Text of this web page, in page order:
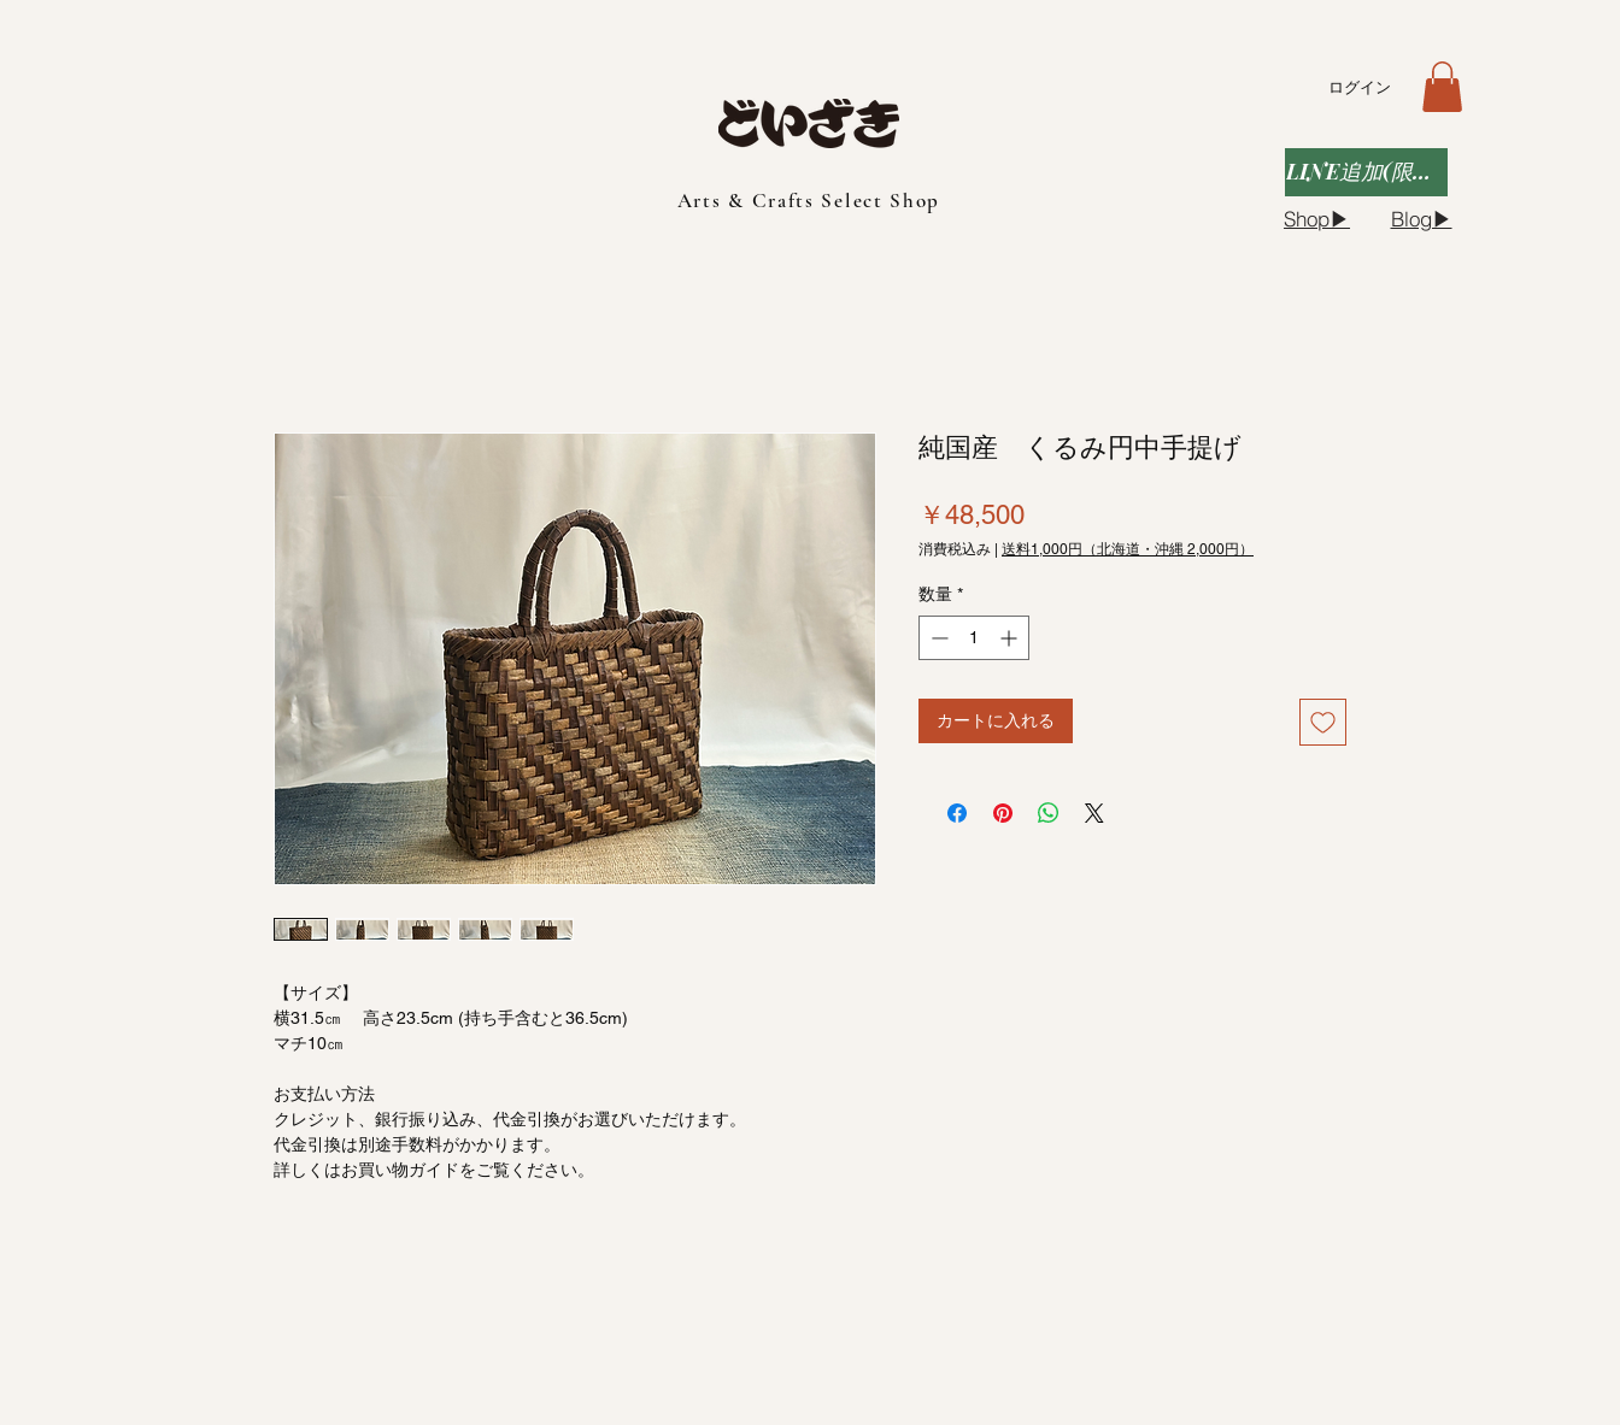
Arts & Crafts Select Shop
ログイン
Shop▶︎ Blog▶︎
LINE追加(限定クーポンなど)
【サイズ】
横31.5㎝ 高さ23.5cm (持ち手含むと36.5cm)
マチ10㎝
お支払い方法
クレジット、銀行振り込み、代金引換がお選びいただけます。
代金引換は別途手数料がかかります。
詳しくはお買い物ガイドをご覧ください。
純国産 くるみ円中手提げ
￥48,500価
格
消費税込み | 送料1,000円（北海道・沖縄 2,000円）
数量 *
カートに入れる